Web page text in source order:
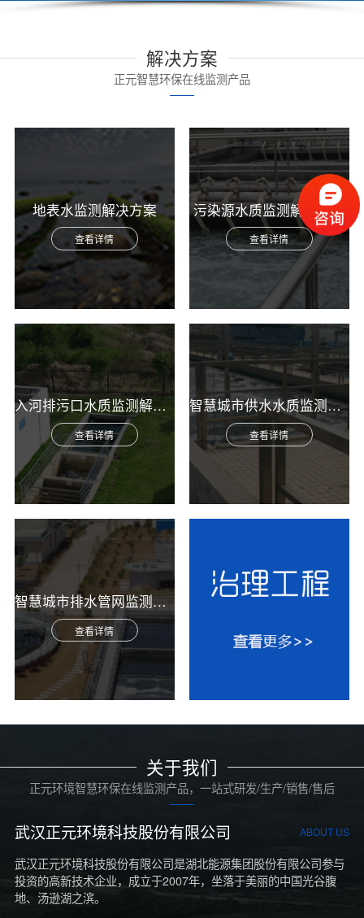
解决方案
正元智慧环保在线监测产品
地表水监测解决方案
查看详情
污染源水质监测解决方案
查看详情
入河排污口水质监测解决方案
查看详情
智慧城市供水水质监测综合解决方案
查看详情
智慧城市排水管网监测综合解决方案
查看详情
关于我们
正元环境智慧环保在线监测产品，一站式研发/生产/销售/售后
武汉正元环境科技股份有限公司 ABOUT US
武汉正元环境科技股份有限公司是湖北能源集团股份有限公司参与
投资的高新技术企业，成立于2007年，坐落于美丽的中国光谷腹
地、汤逊湖之滨。